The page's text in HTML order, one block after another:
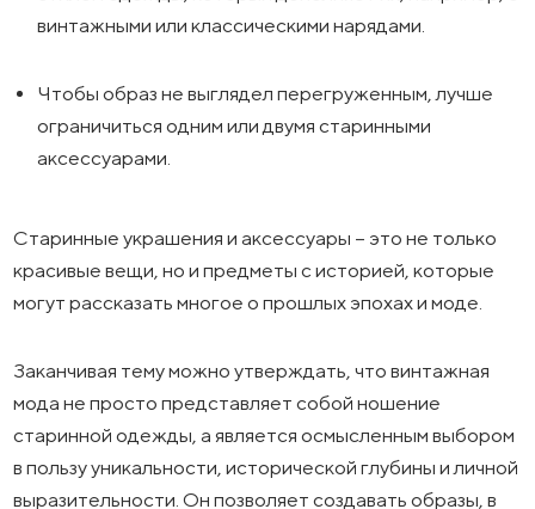
винтажными или классическими нарядами.
Чтобы образ не выглядел перегруженным, лучше
ограничиться одним или двумя старинными
аксессуарами.
Старинные украшения и аксессуары – это не только
красивые вещи, но и предметы с историей, которые
могут рассказать многое о прошлых эпохах и моде.
Заканчивая тему можно утверждать, что винтажная
мода не просто представляет собой ношение
старинной одежды, а является осмысленным выбором
в пользу уникальности, исторической глубины и личной
выразительности. Он позволяет создавать образы, в